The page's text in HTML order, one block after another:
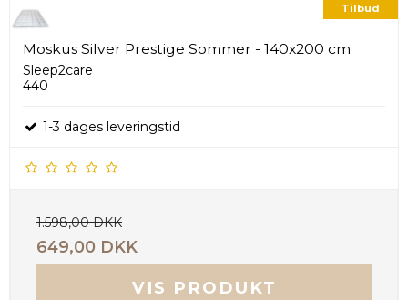
Tilbud
Moskus Silver Prestige Sommer - 140x200 cm
Sleep2care
440
1-3 dages leveringstid
1.598,00 DKK
649,00 DKK
VIS PRODUKT